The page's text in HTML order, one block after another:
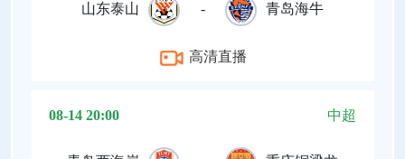
山东泰山 - 青岛海牛
高清直播
08-14 20:00 中超